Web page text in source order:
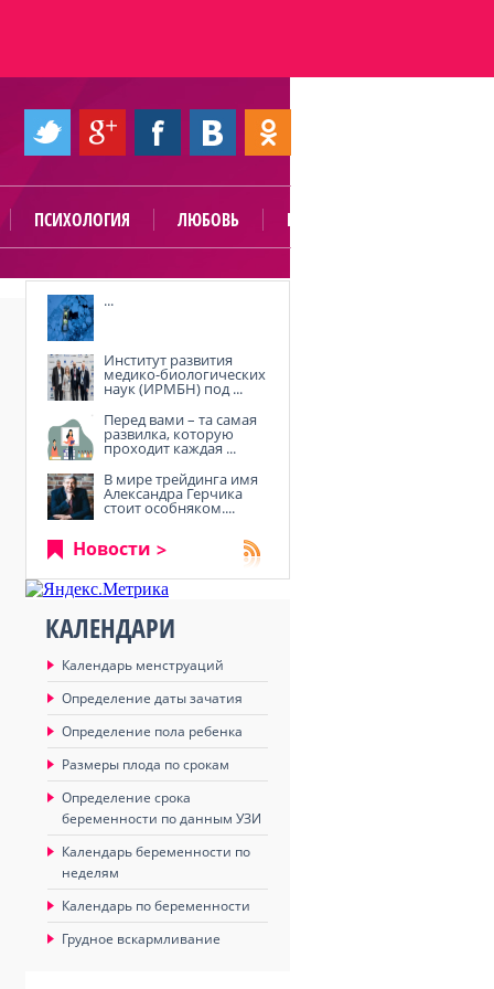
ПСИХОЛОГИЯ ЛЮБОВЬ ПОЛЕЗНО
...
Институт развития
медико-биологических
наук (ИРМБН) под ...
Перед вами – та самая
развилка, которую
проходит каждая ...
В мире трейдинга имя
Александра Герчика
стоит особняком....
Новости
КАЛЕНДАРИ
Календарь менструаций
Определение даты зачатия
Определение пола ребенка
Размеры плода по срокам
Определение срока
беременности по данным УЗИ
Календарь беременности по
неделям
Календарь по беременности
Грудное вскармливание